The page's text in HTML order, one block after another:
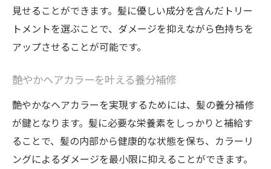
見せることができます。髪に優しい成分を含んだトリー
トメントを選ぶことで、ダメージを抑えながら色持ちを
アップさせることが可能です。
艶やかヘアカラーを叶える養分補修
艶やかなヘアカラーを実現するためには、髪の養分補修
が鍵となります。髪に必要な栄養素をしっかりと補給す
ることで、髪の内部から健康的な状態を保ち、カラーリ
ングによるダメージを最小限に抑えることができます。